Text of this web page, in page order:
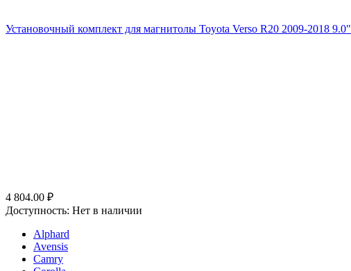
Установочный комплект для магнитолы Toyota Verso R20 2009-2018 9.0"
4 804.00 ₽
Доступность: Нет в наличии
Alphard
Avensis
Camry